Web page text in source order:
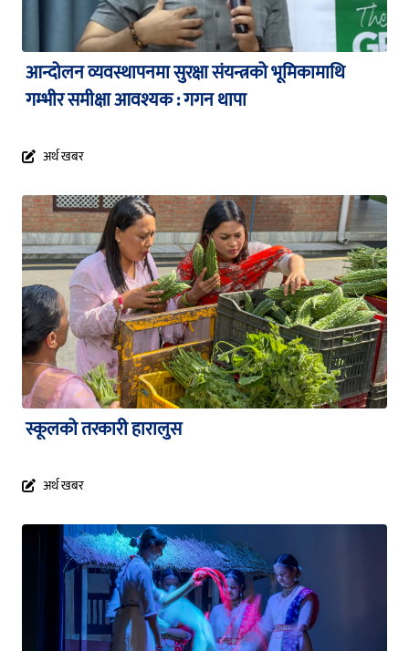
आन्दोलन व्यवस्थापनमा सुरक्षा संयन्त्रको भूमिकामाथि
गम्भीर समीक्षा आवश्यक : गगन थापा
अर्थ खबर
स्कूलको तरकारी हारालुस
अर्थ खबर